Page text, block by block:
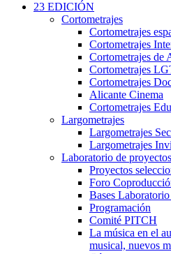
23 EDICIÓN
Cortometrajes
Cortometrajes
Cortometrajes
Cortometrajes de
Cortometrajes
Cortometrajes
Alicante Cinema
Cortometrajes
Largometrajes
Largometrajes
Largometrajes
Laboratorio de proyectos
Proyectos
Foro
Bases
Programación
Comité PITCH
La música en el
musical, nuevos